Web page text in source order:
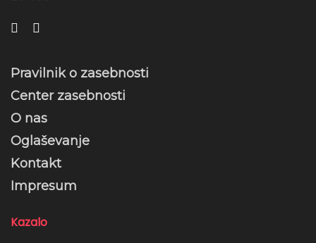
Pravilnik o zasebnosti
Center zasebnosti
O nas
Oglaševanje
Kontakt
Impresum
Kazalo